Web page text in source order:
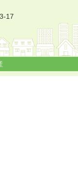
17